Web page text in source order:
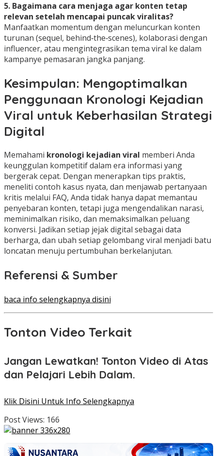
5. Bagaimana cara menjaga agar konten tetap
relevan setelah mencapai puncak viralitas?
Manfaatkan momentum dengan meluncurkan konten
turunan (sequel, behind‑the‑scenes), kolaborasi dengan
influencer, atau mengintegrasikan tema viral ke dalam
kampanye pemasaran jangka panjang.
Kesimpulan: Mengoptimalkan
Penggunaan Kronologi Kejadian
Viral untuk Keberhasilan Strategi
Digital
Memahami kronologi kejadian viral memberi Anda
keunggulan kompetitif dalam era informasi yang
bergerak cepat. Dengan menerapkan tips praktis,
meneliti contoh kasus nyata, dan menjawab pertanyaan
kritis melalui FAQ, Anda tidak hanya dapat memantau
penyebaran konten, tetapi juga mengendalikan narasi,
meminimalkan risiko, dan memaksimalkan peluang
konversi. Jadikan setiap jejak digital sebagai data
berharga, dan ubah setiap gelombang viral menjadi batu
loncatan menuju pertumbuhan berkelanjutan.
Referensi & Sumber
baca info selengkapnya disini
Tonton Video Terkait
Jangan Lewatkan! Tonton Video di Atas
dan Pelajari Lebih Dalam.
Klik Disini Untuk Info Selengkapnya
Post Views: 166